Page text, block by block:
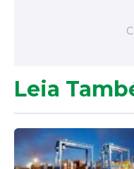
Leia